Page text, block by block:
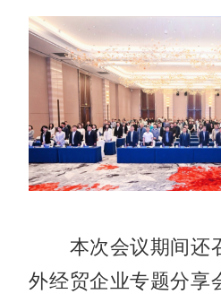
本次会议期间还
外经贸企业专题分享